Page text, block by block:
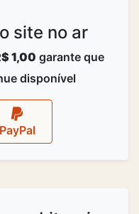
site no ar
1,00 garante que
disponível
PayPal